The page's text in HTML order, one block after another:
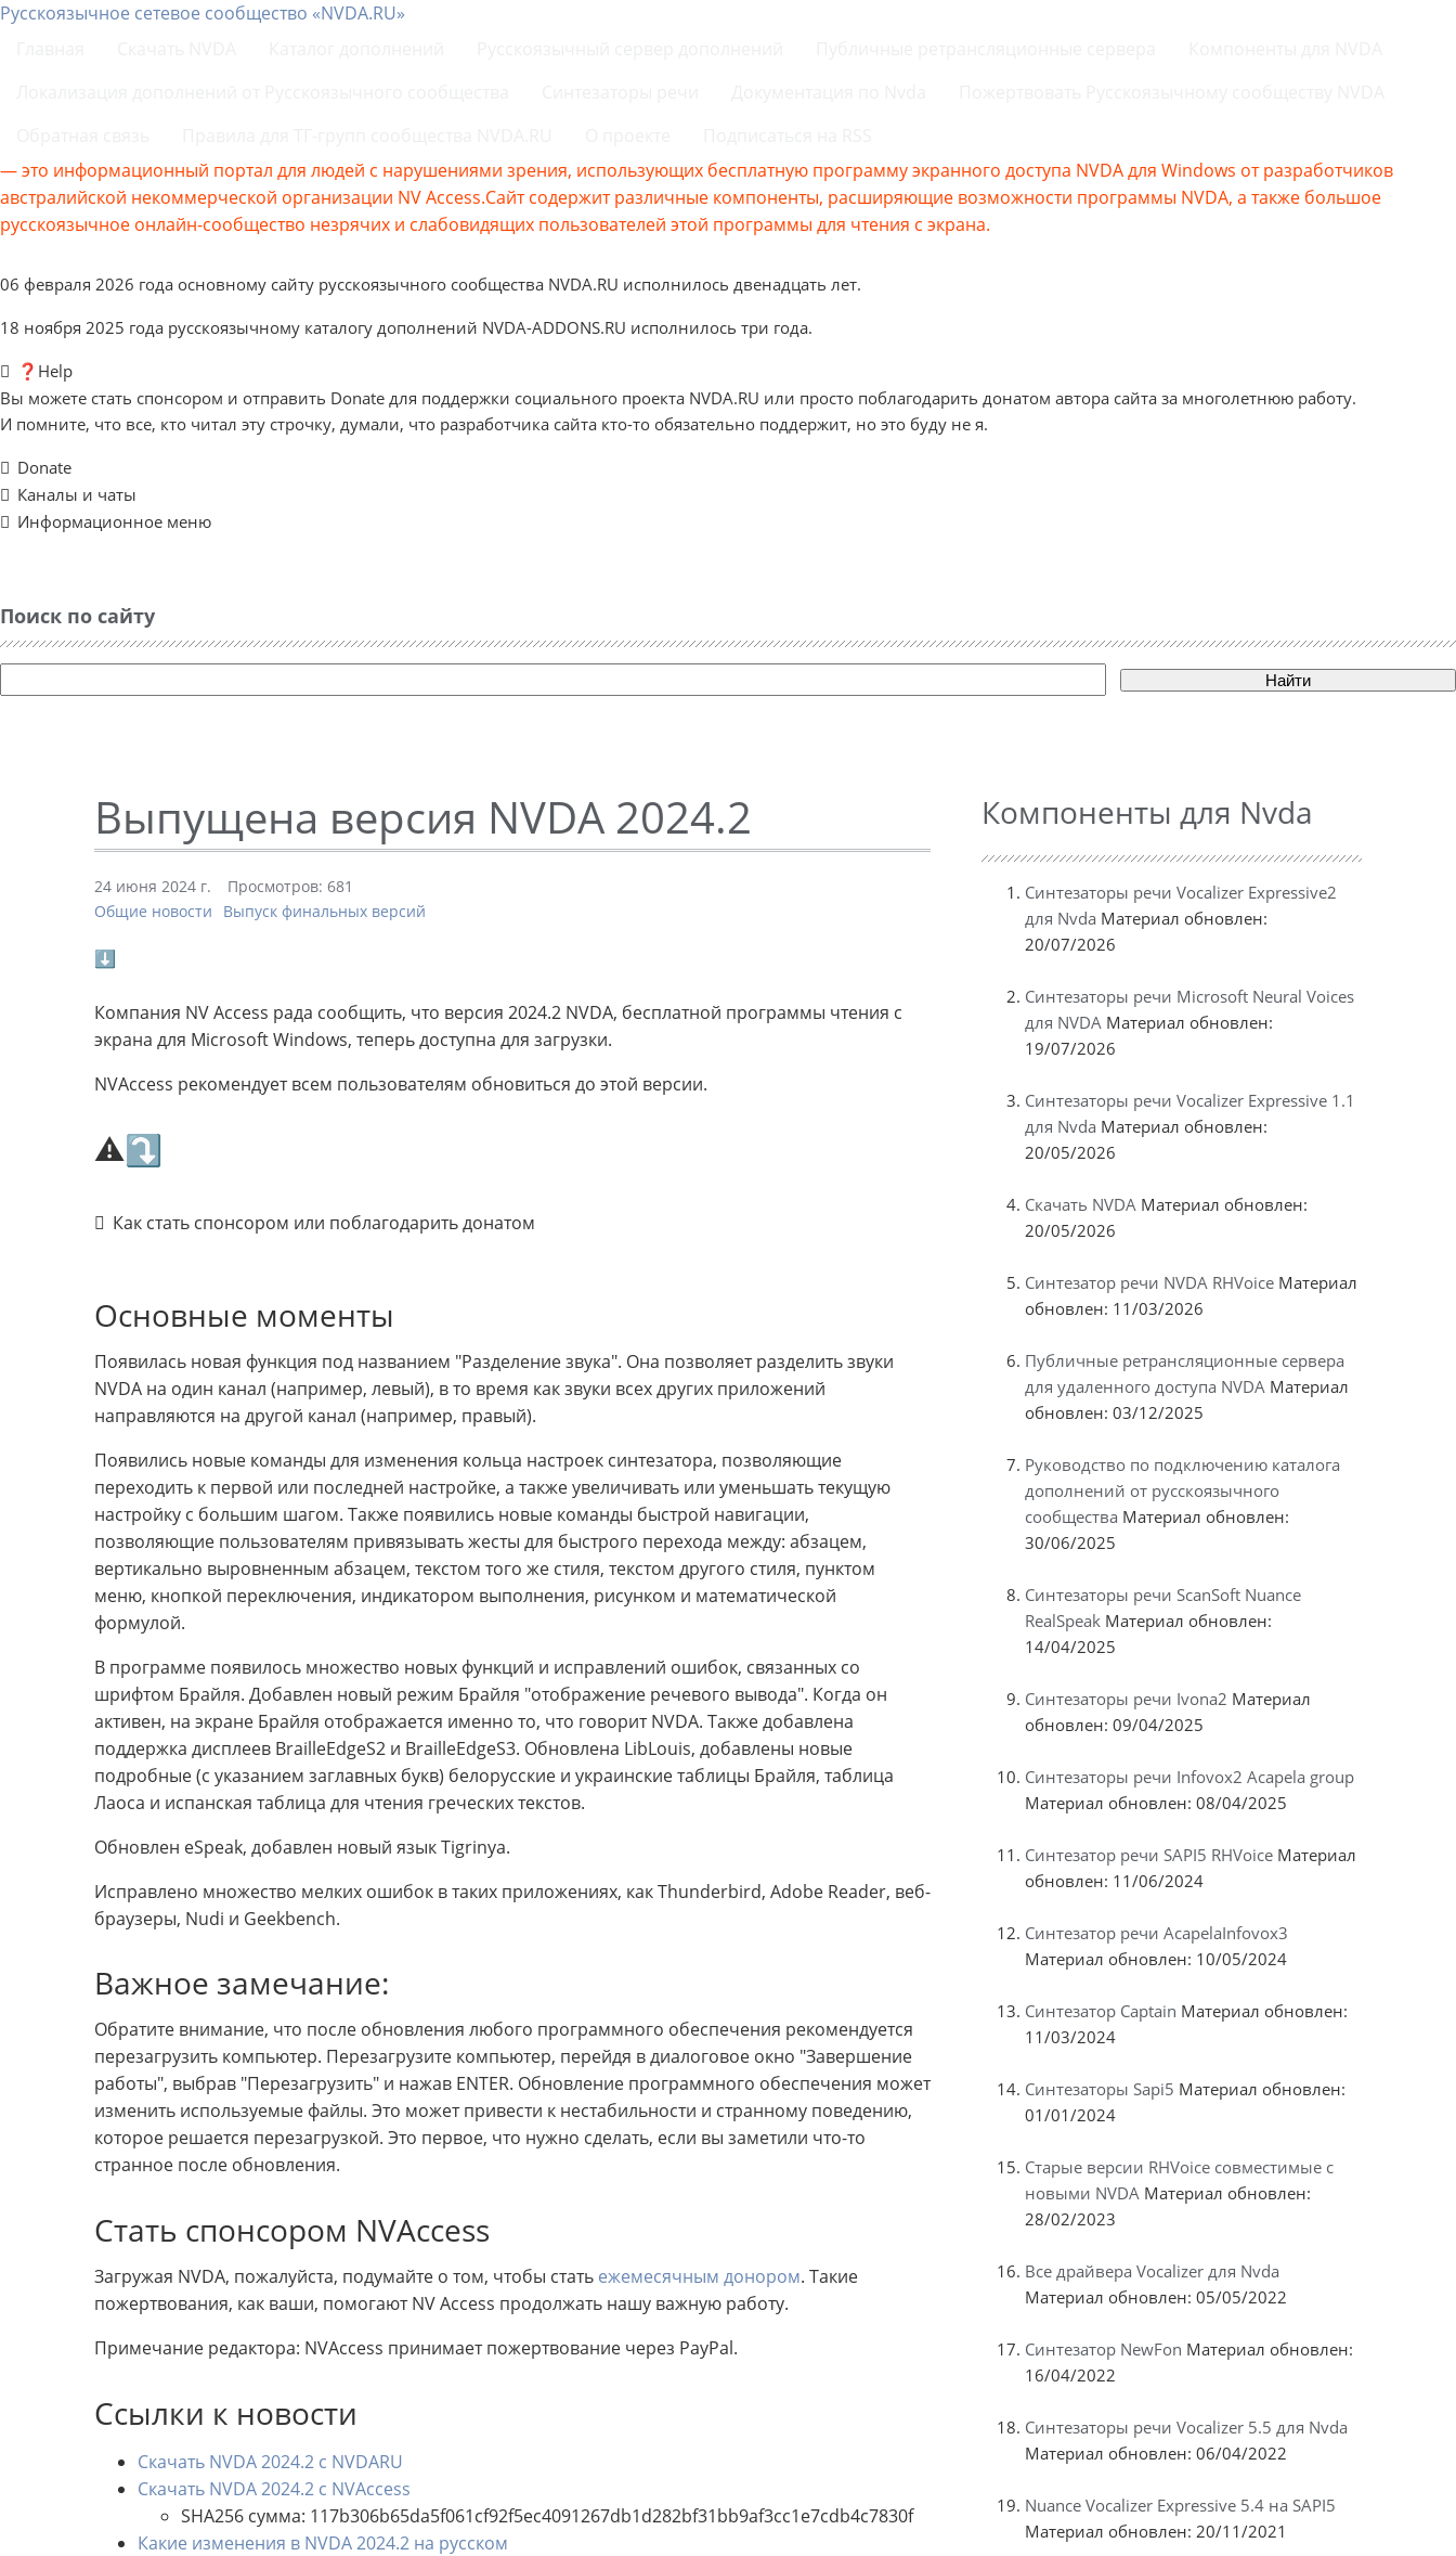
Русскоязычное сетевое сообщество «NVDA.RU»
— это информационный портал для людей с нарушениями зрения, использующих бесплатную программу экранного доступа NVDA для Windows от разработчиков
австралийской некоммерческой организации NV Access.Сайт содержит различные компоненты, расширяющие возможности программы NVDA, а также большое
русскоязычное онлайн-сообщество незрячих и слабовидящих пользователей этой программы для чтения с экрана.
06 февраля 2026 года основному сайту русскоязычного сообщества NVDA.RU исполнилось двенадцать лет.
18 ноября 2025 года русскоязычному каталогу дополнений NVDA-ADDONS.RU исполнилось три года.
❓Help
Вы можете стать спонсором и отправить Donate для поддержки социального проекта NVDA.RU или просто поблагодарить донатом автора сайта за многолетнюю работу.
И помните, что все, кто читал эту строчку, думали, что разработчика сайта кто-то обязательно поддержит, но это буду не я.
Donate
Каналы и чаты
Информационное меню
Поиск по сайту
Найти
Выпущена версия NVDA 2024.2
24 июня 2024 г.
Просмотров: 681
Общие новости
Выпуск финальных версий
⬇
Компания NV Access рада сообщить, что версия 2024.2 NVDA, бесплатной программы чтения с
экрана для Microsoft Windows, теперь доступна для загрузки.
NVAccess рекомендует всем пользователям обновиться до этой версии.
⚠⤵
Как стать спонсором или поблагодарить донатом
Основные моменты
Появилась новая функция под названием "Разделение звука". Она позволяет разделить звуки
NVDA на один канал (например, левый), в то время как звуки всех других приложений
направляются на другой канал (например, правый).
Появились новые команды для изменения кольца настроек синтезатора, позволяющие
переходить к первой или последней настройке, а также увеличивать или уменьшать текущую
настройку с большим шагом. Также появились новые команды быстрой навигации,
позволяющие пользователям привязывать жесты для быстрого перехода между: абзацем,
вертикально выровненным абзацем, текстом того же стиля, текстом другого стиля, пунктом
меню, кнопкой переключения, индикатором выполнения, рисунком и математической
формулой.
В программе появилось множество новых функций и исправлений ошибок, связанных со
шрифтом Брайля. Добавлен новый режим Брайля "отображение речевого вывода". Когда он
активен, на экране Брайля отображается именно то, что говорит NVDA. Также добавлена
поддержка дисплеев BrailleEdgeS2 и BrailleEdgeS3. Обновлена LibLouis, добавлены новые
подробные (с указанием заглавных букв) белорусские и украинские таблицы Брайля, таблица
Лаоса и испанская таблица для чтения греческих текстов.
Обновлен eSpeak, добавлен новый язык Tigrinya.
Исправлено множество мелких ошибок в таких приложениях, как Thunderbird, Adobe Reader, веб-
браузеры, Nudi и Geekbench.
Важное замечание:
Обратите внимание, что после обновления любого программного обеспечения рекомендуется
перезагрузить компьютер. Перезагрузите компьютер, перейдя в диалоговое окно "Завершение
работы", выбрав "Перезагрузить" и нажав ENTER. Обновление программного обеспечения может
изменить используемые файлы. Это может привести к нестабильности и странному поведению,
которое решается перезагрузкой. Это первое, что нужно сделать, если вы заметили что-то
странное после обновления.
Стать спонсором NVAccess
Загружая NVDA, пожалуйста, подумайте о том, чтобы стать ежемесячным донором. Такие
пожертвования, как ваши, помогают NV Access продолжать нашу важную работу.
Примечание редактора: NVAccess принимает пожертвование через PayPal.
Ссылки к новости
Скачать NVDA 2024.2 с NVDARU
Скачать NVDA 2024.2 с NVAccess
SHA256 сумма: 117b306b65da5f061cf92f5ec4091267db1d282bf31bb9af3cc1e7cdb4c7830f
Какие изменения в NVDA 2024.2 на русском
Компоненты для Nvda
Синтезаторы речи Vocalizer Expressive2
для Nvda Материал обновлен:
20/07/2026
Синтезаторы речи Microsoft Neural Voices
для NVDA Материал обновлен:
19/07/2026
Синтезаторы речи Vocalizer Expressive 1.1
для Nvda Материал обновлен:
20/05/2026
Скачать NVDA Материал обновлен:
20/05/2026
Синтезатор речи NVDA RHVoice Материал
обновлен: 11/03/2026
Публичные ретрансляционные сервера
для удаленного доступа NVDA Материал
обновлен: 03/12/2025
Руководство по подключению каталога
дополнений от русскоязычного
сообщества Материал обновлен:
30/06/2025
Синтезаторы речи ScanSoft Nuance
RealSpeak Материал обновлен:
14/04/2025
Синтезаторы речи Ivona2 Материал
обновлен: 09/04/2025
Синтезаторы речи Infovox2 Acapela group
Материал обновлен: 08/04/2025
Синтезатор речи SAPI5 RHVoice Материал
обновлен: 11/06/2024
Синтезатор речи AcapelaInfovox3
Материал обновлен: 10/05/2024
Синтезатор Captain Материал обновлен:
11/03/2024
Синтезаторы Sapi5 Материал обновлен:
01/01/2024
Старые версии RHVoice совместимые с
новыми NVDA Материал обновлен:
28/02/2023
Все драйвера Vocalizer для Nvda
Материал обновлен: 05/05/2022
Синтезатор NewFon Материал обновлен:
16/04/2022
Синтезаторы речи Vocalizer 5.5 для Nvda
Материал обновлен: 06/04/2022
Nuance Vocalizer Expressive 5.4 на SAPI5
Материал обновлен: 20/11/2021